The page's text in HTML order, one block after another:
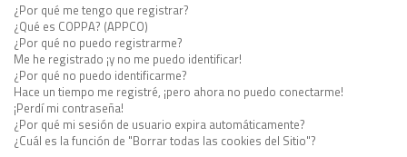
¿Por qué me tengo que registrar?
¿Qué es COPPA? (APPCO)
¿Por qué no puedo registrarme?
Me he registrado ¡y no me puedo identificar!
¿Por qué no puedo identificarme?
Hace un tiempo me registré, ¡pero ahora no puedo conectarme!
¡Perdí mi contraseña!
¿Por qué mi sesión de usuario expira automáticamente?
¿Cuál es la función de "Borrar todas las cookies del Sitio"?